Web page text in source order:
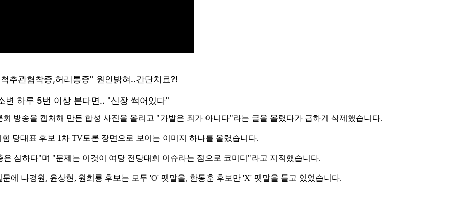
방송을 캡처해 만든 합성 사진을 올리고 "가발은 죄가 아니다"라는 글을 올렸다가 급하게 삭제했습니다.
당대표 후보 1차 TV토론 장면으로 보이는 이미지 하나를 올렸습니다.
심하다"며 "문제는 이것이 여당 전당대회 이슈라는 점으로 코미디"라고 지적했습니다.
에 나경원, 윤상현, 원희룡 후보는 모두 'O' 팻말을, 한동훈 후보만 'X' 팻말을 들고 있었습니다.